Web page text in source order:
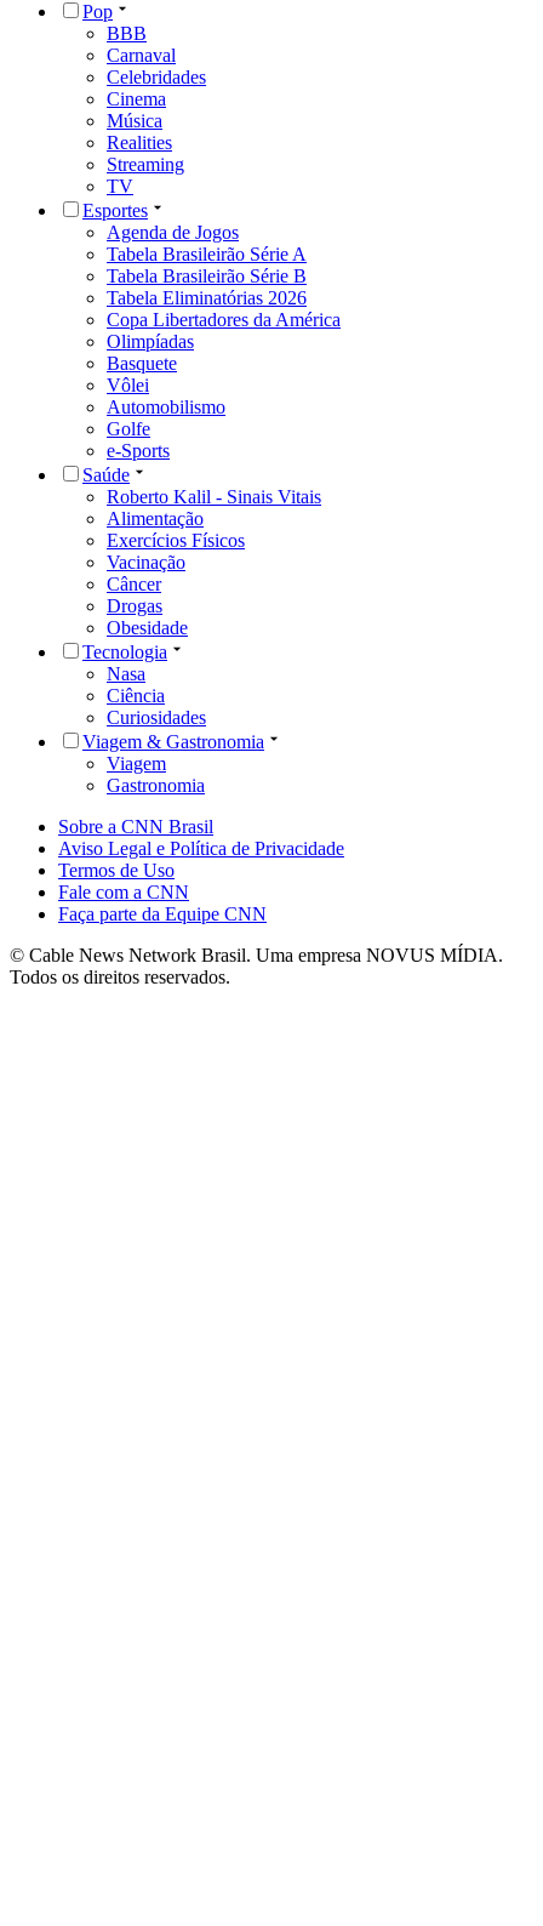
Pop
BBB
Carnaval
Celebridades
Cinema
Música
Realities
Streaming
TV
Esportes
Agenda de Jogos
Tabela Brasileirão Série A
Tabela Brasileirão Série B
Tabela Eliminatórias 2026
Copa Libertadores da América
Olimpíadas
Basquete
Vôlei
Automobilismo
Golfe
e-Sports
Saúde
Roberto Kalil - Sinais Vitais
Alimentação
Exercícios Físicos
Vacinação
Câncer
Drogas
Obesidade
Tecnologia
Nasa
Ciência
Curiosidades
Viagem & Gastronomia
Viagem
Gastronomia
Sobre a CNN Brasil
Aviso Legal e Política de Privacidade
Termos de Uso
Fale com a CNN
Faça parte da Equipe CNN
© Cable News Network Brasil. Uma empresa NOVUS MÍDIA.
Todos os direitos reservados.